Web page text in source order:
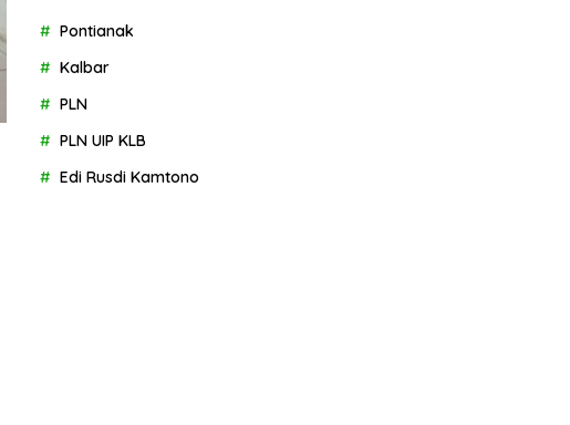
Pontianak
Kalbar
PLN
PLN UIP KLB
Edi Rusdi Kamtono